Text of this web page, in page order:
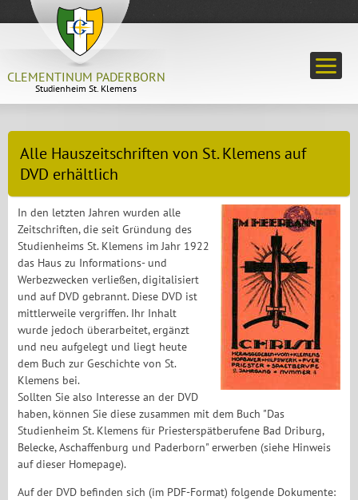
CLEMENTINUM PADERBORN
Studienheim St. Klemens
Alle Hauszeitschriften von St. Klemens auf
DVD erhältlich
In den letzten Jahren wurden alle
Zeitschriften, die seit Gründung des
Studienheims St. Klemens im Jahr 1922
das Haus zu Informations- und
Werbezwecken verließen, digitalisiert
und auf DVD gebrannt. Diese DVD ist
mittlerweile vergriffen. Ihr Inhalt
wurde jedoch überarbeitet, ergänzt
und neu aufgelegt und liegt heute
dem Buch zur Geschichte von St.
Klemens bei.
Sollten Sie also Interesse an der DVD
haben, können Sie diese zusammen mit dem Buch "Das
Studienheim St. Klemens für Priesterspätberufene Bad Driburg,
Belecke, Aschaffenburg und Paderborn" erwerben (siehe Hinweis
auf dieser Homepage).
Auf der DVD befinden sich (im PDF-Format) folgende Dokumente: